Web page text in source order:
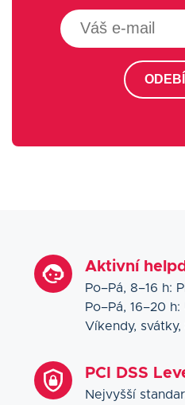
Aktivní
Po–Pá, 8–16 h:
Po–Pá, 16–20
Víkendy,
PCI DSS
Nejvyšší